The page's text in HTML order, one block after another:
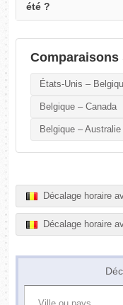
été ?
États-Unis –
Belgique – Canada
Belgique – Australie
Décalage horaire
Décalage horaire